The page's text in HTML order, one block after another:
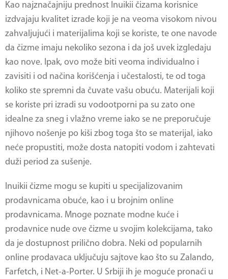
Kao najznačajniju prednost Inuikii čizama korisnice
izdvajaju kvalitet izrade koji je na veoma visokom nivou
zahvaljujući i materijalima koji se koriste, te one navode
da čizme imaju nekoliko sezona i da još uvek izgledaju
kao nove. Ipak, ovo može biti veoma individualno i
zavisiti i od načina korišćenja i učestalosti, te od toga
koliko ste spremni da čuvate vašu obuću. Materijali koji
se koriste pri izradi su vodootporni pa su zato one
idealne za sneg i vlažno vreme iako se ne preporučuje
njihovo nošenje po kiši zbog toga što se materijal, iako
neće propustiti, može dosta natopiti vodom i zahtevati
duži period za sušenje.
Inuikii čizme mogu se kupiti u specijalizovanim
prodavnicama obuće, kao i u brojnim online
prodavnicama. Mnoge poznate modne kuće i
prodavnice nude ove čizme u svojim kolekcijama, tako
da je dostupnost prilično dobra. Neki od popularnih
online prodavaca uključuju sajtove kao što su Zalando,
Farfetch, i Net-a-Porter. U Srbiji ih je moguće pronaći u